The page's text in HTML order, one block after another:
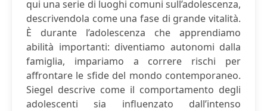
qui una serie di luoghi comuni sull’adolescenza,
descrivendola come una fase di grande vitalità.
È durante l’adolescenza che apprendiamo
abilità importanti: diventiamo autonomi dalla
famiglia, impariamo a correre rischi per
affrontare le sfide del mondo contemporaneo.
Siegel descrive come il comportamento degli
adolescenti sia influenzato dall’intenso